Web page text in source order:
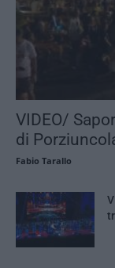
VIDEO/
di
Fabio Tarallo